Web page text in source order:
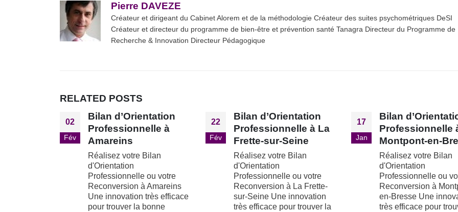
Pierre DAVEZE
Créateur et dirigeant du Cabinet Alorem et de la méthodologie Créateur des suites psychométriques DeSI
Créateur et directeur du programme de bien-être et prévention santé Tanagra Directeur du Programme de
Recherche & Innovation Directeur Pédagogique
RELATED POSTS
22
Fév
Bilan d’Orientation
Professionnelle à La
Frette-sur-Seine
Réalisez votre Bilan
d'Orientation
Professionnelle ou votre
Reconversion à La Frette-
sur-Seine Une innovation
très efficace pour trouver la
17
Jan
Bilan d’Orientation
Professionnelle à
Montpont-en-Bresse
Réalisez votre Bilan
d'Orientation
Professionnelle ou votre
Reconversion à Montpont-
en-Bresse Une innovation
très efficace pour trouver la
02
Juin
Bilan
Professionnelle
Witry-lès-Reims
Réalisez votre Bilan
d'Orientation
Professionnelle ou
Reconversion à
Reims Une
efficace pour trouver